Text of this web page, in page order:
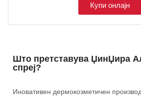
Купи онлајн
Што претставува ЏинЏира
спреј?
Иновативен дермокозметичен